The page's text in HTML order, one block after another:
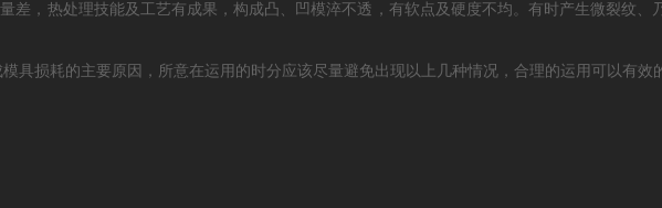
，热处理技能及工艺有成果，构成凸、凹模淬不透，有软点及硬度不均。有时产生微裂纹、
耗的主要原因，所意在运用的时分应该尽量避免出现以上几种情况，合理的运用可以有效